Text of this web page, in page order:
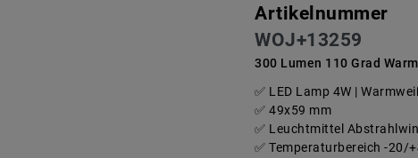
Artikelnummer
WOJ+13259
300 Lumen 110 Grad
LED Lamp 4W |
49x59 mm
Leuchtmittel
Temperaturbereich -20/